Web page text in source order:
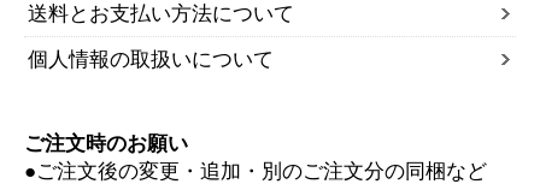
送料とお支払い方法について
個人情報の取扱いについて
ご注文時のお願い
●ご注文後の変更・追加・別のご注文分の同梱など